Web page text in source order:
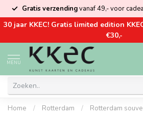
Gratis verzendingvanaf 49,- voor
30 jaar KKEC! Gratis limited edition
€30,-
MENU
Home / Rotterdam / Rotterdam